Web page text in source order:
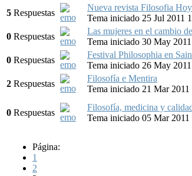
5 Respuestas
Nueva revista Filosofia Hoy
Tema iniciado 25 Jul 2011
0 Respuestas
Las mujeres en el cambio
Tema iniciado 30 May
0 Respuestas
Festival Philosophia en
Tema iniciado 26 May
2 Respuestas
Filosofía e Mentira
Tema iniciado 21 Mar 2011
0 Respuestas
Filosofía, medicina y
Tema iniciado 05 Mar 2011
Página:
1
2